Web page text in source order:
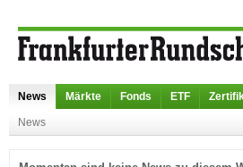
News Märkte Fonds ETF
News